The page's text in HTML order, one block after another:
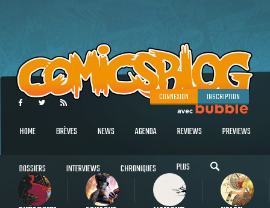
CONNEXION INSCRIPTION
HOME BRÈVES NEWS AGENDA REVIEWS PREVIEWS
DOSSIERS INTERVIEWS CHRONIQUES PLUS